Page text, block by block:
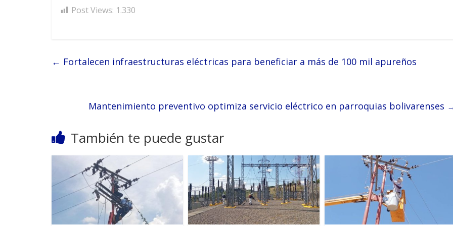
Post Views: 1.330
← Fortalecen infraestructuras eléctricas para beneficiar a más de 100 mil apureños
Mantenimiento preventivo optimiza servicio eléctrico en parroquias bolivarenses
También te puede gustar